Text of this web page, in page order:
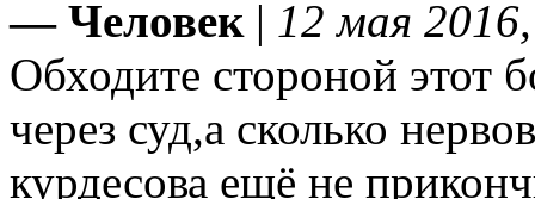
— Человек| 12 мая
Обходите стороной этот
через суд,а сколько
курдесова ещё не